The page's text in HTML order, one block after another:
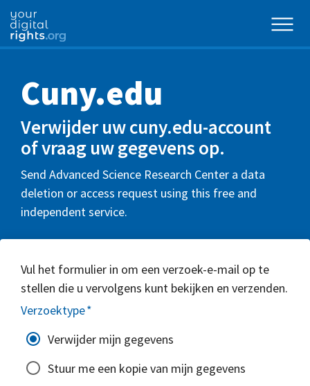
Cuny.edu
Verwijder uw cuny.edu-account
of vraag uw gegevens op.
Send Advanced Science Research Center a data
deletion or access request using this free and
independent service.
Vul het formulier in om een verzoek-e-mail op te
stellen die u vervolgens kunt bekijken en verzenden.
Verzoektype*
Verwijder mijn gegevens
Stuur me een kopie van mijn gegevens